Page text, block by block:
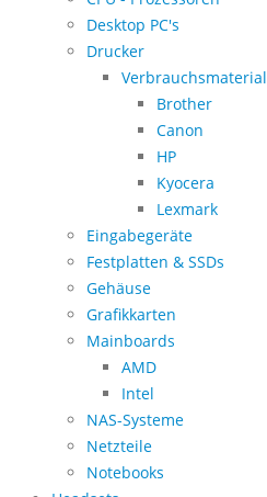
Desktop PC's
Drucker
Verbrauchsmaterial
Brother
Canon
HP
Kyocera
Lexmark
Eingabegeräte
Festplatten & SSDs
Gehäuse
Grafikkarten
Mainboards
AMD
Intel
NAS-Systeme
Netzteile
Notebooks